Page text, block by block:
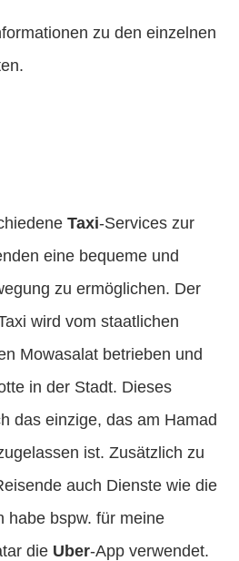
zu den einzelnen
Taxi-Services zur
eine bequeme und
zu ermöglichen. Der
wird vom staatlichen
Mowasalat betrieben und
in der Stadt. Dieses
das einzige, das am Hamad
ist. Zusätzlich zu
auch Dienste wie die
habe bspw. für meine
die Uber-App verwendet.